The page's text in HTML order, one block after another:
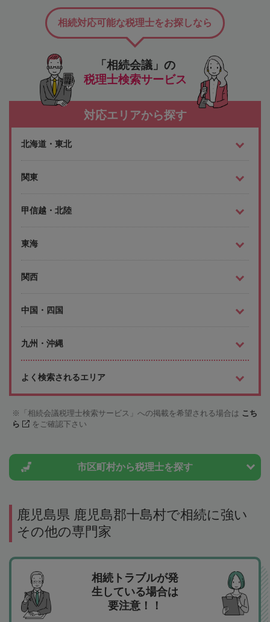
「相続会議」の
税理士検索サービス
相続対応可能な税理士をお探しなら
対応エリアから探す
北海道・東北
関東
甲信越・北陸
東海
関西
中国・四国
九州・沖縄
よく検索されるエリア
「相続会議税理士検索サービス」への掲載を希望される場合は こち
ら
をご確認下さい
市区町村から税理士を探す
鹿児島県 鹿児島郡十島村で相続に強い
その他の専門家
相続トラブルが発
生している場合は
要注意！！